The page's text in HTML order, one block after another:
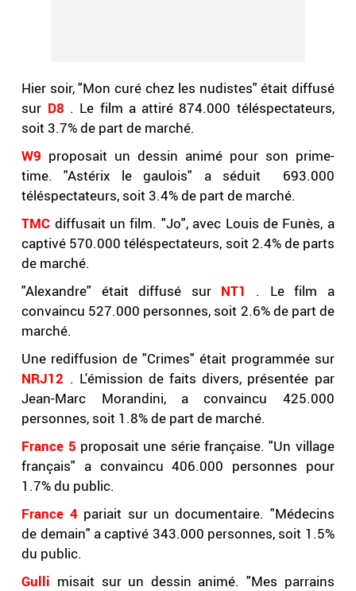
Hier soir, "Mon curé chez les nudistes" était diffusé
sur D8 . Le film a attiré 874.000 téléspectateurs,
soit 3.7% de part de marché.
W9 proposait un dessin animé pour son prime-
time. "Astérix le gaulois" a séduit 693.000
téléspectateurs, soit 3.4% de part de marché.
TMC diffusait un film. "Jo", avec Louis de Funès, a
captivé 570.000 téléspectateurs, soit 2.4% de parts
de marché.
"Alexandre" était diffusé sur NT1
. Le film a
convaincu 527.000 personnes, soit 2.6% de part de
marché.
Une rediffusion de "Crimes" était programmée sur
NRJ12 . L'émission de faits divers, présentée par
Jean-Marc Morandini, a convaincu 425.000
personnes, soit 1.8% de part de marché.
France 5 proposait une série française. "Un village
français" a convaincu 406.000 personnes pour
1.7% du public.
France 4 pariait sur un documentaire. "Médecins
de demain" a captivé 343.000 personnes, soit 1.5%
du public.
Gulli misait sur un dessin animé. "Mes parrains